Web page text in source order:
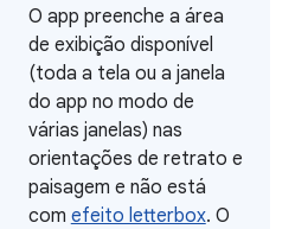
O app preenche a área
de exibição disponível
(toda a tela ou a janela
do app no modo de
várias janelas) nas
orientações de retrato e
paisagem e não está
com efeito letterbox. O